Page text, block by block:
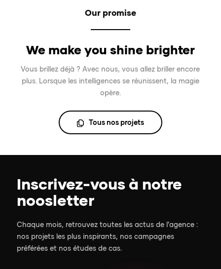
Our promise
We make you shine brighter
Vous brillez déjà ? Avec nous, vous allez briller encore
plus. Lorsque les intelligences se réunissent, la magie
opère.
Tous nos projets
Inscrivez-vous à notre
noosletter
Chaque mois, retrouvez toutes les actus de l’agence :
nos projets les plus inspirants, nos campagnes
préférées et nos études de cas.